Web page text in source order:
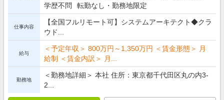
学歴不問
転勤なし・勤務地限定
仕事内容
【全国フルリモート可】システムアーキテクト◆クラ
ウド...
給与
＜予定年収＞ 800万円～1,350万円 ＜賃金形態＞ 月
給制 ＜賃金内訳＞ 月...
勤務地
＜勤務地詳細＞ 本社 住所：東京都千代田区丸の内3-
2...